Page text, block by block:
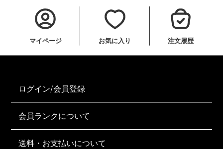
マイページ お気に入り 注文履歴
ログイン/会員登録
会員ランクについて
送料・お支払いについて